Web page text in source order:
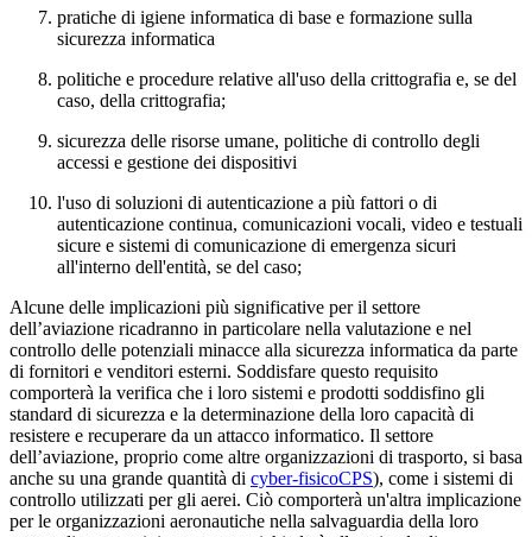
pratiche di igiene informatica di base e formazione sulla
sicurezza informatica
politiche e procedure relative all'uso della crittografia e, se del
caso, della crittografia;
sicurezza delle risorse umane, politiche di controllo degli
accessi e gestione dei dispositivi
l'uso di soluzioni di autenticazione a più fattori o di
autenticazione continua, comunicazioni vocali, video e testuali
sicure e sistemi di comunicazione di emergenza sicuri
all'interno dell'entità, se del caso;
Alcune delle implicazioni più significative per il settore
dell’aviazione ricadranno in particolare nella valutazione e nel
controllo delle potenziali minacce alla sicurezza informatica da parte
di fornitori e venditori esterni. Soddisfare questo requisito
comporterà la verifica che i loro sistemi e prodotti soddisfino gli
standard di sicurezza e la determinazione della loro capacità di
resistere e recuperare da un attacco informatico. Il settore
dell’aviazione, proprio come altre organizzazioni di trasporto, si basa
anche su una grande quantità di cyber-fisicoCPS), come i sistemi di
controllo utilizzati per gli aerei. Ciò comporterà un'altra implicazione
per le organizzazioni aeronautiche nella salvaguardia della loro